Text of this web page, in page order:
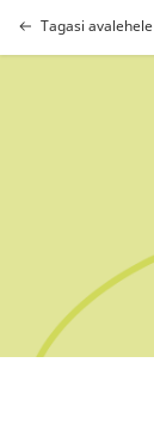
Tagasi avalehele